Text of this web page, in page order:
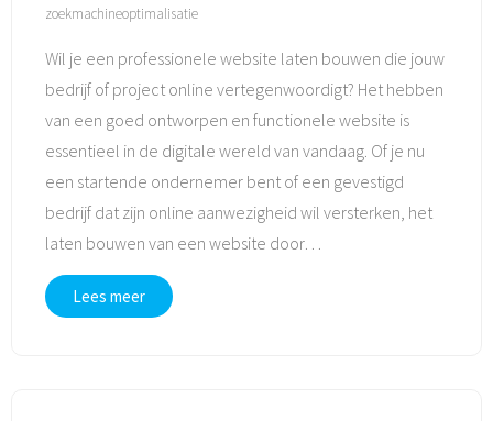
zoekmachineoptimalisatie
Wil je een professionele website laten bouwen die jouw
bedrijf of project online vertegenwoordigt? Het hebben
van een goed ontworpen en functionele website is
essentieel in de digitale wereld van vandaag. Of je nu
een startende ondernemer bent of een gevestigd
bedrijf dat zijn online aanwezigheid wil versterken, het
laten bouwen van een website door…
Lees meer